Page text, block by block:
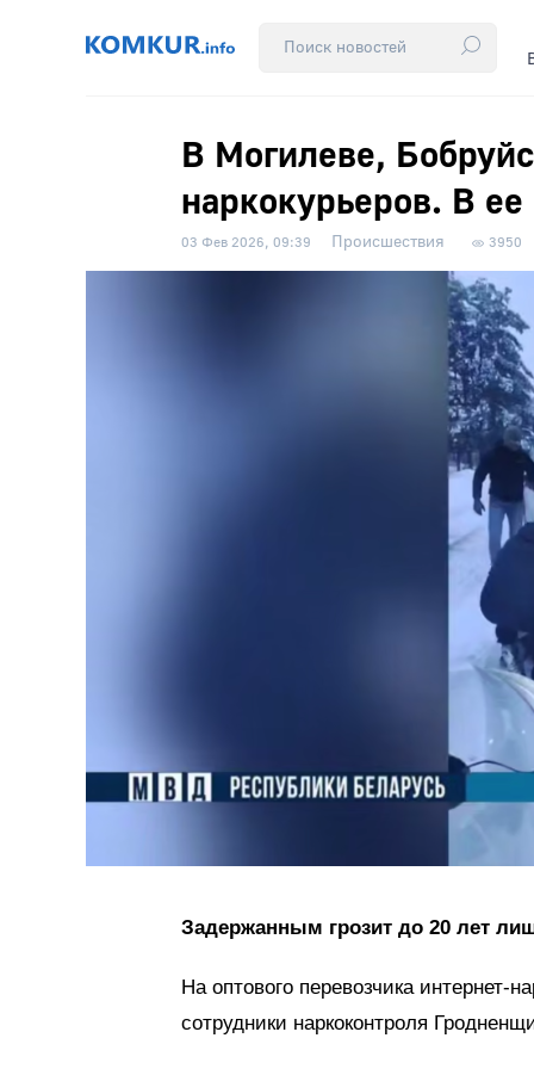
В Могилеве,
наркокурьеров. В
03 Фев 2026, 09:39 Происшествия 3950
Задержанным грозит до 20 лет
На оптового перевозчика интернет-
сотрудники наркоконтроля